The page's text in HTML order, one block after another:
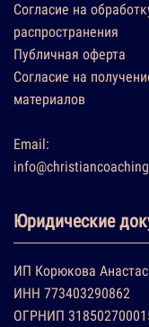
Согласие на
распространения
Публичная оферта
Согласие на
материалов
Email:
Юридические
ИП Корюкова
ИНН 773403290862
ОГРНИП